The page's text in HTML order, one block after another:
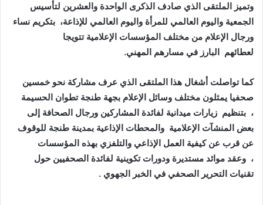
وتميز الملتقى الذي صادف الذكرى الواحدة والعشرين لتأسيس
الجمعية واليوم العالمي للمرأة واليوم العالمي للإذاعة، بتكريم نساء
ورجال الإعلام من مختلف المؤسسات الإعلامية تتويجا
لعطائهم البارز في مسارهم المهني.
كما تواصلت أشغال هذا الملتقى الذي عرف مشاركة نحو خمسين
صحفيا يمثلون مختلف وسائل الإعلام بجهة طنجة تطوان الحسيمة
، بتنظيم زيارات ميدانية لفائدة المشاركين ورجال الصحافة إلى
بعض المنشآت الإعلامية والمحطات الإذاعية بمدينة طنجة للوقوف
عن قرب عن كيفية العمل الإذاعي والتلفزي بهذه المؤسسات
، وعقد موائد مستديرة ودورات تكوينية لفائدة الصحفيين حول
تقنيات التحرير الصحفي في الخبر الجهوي .